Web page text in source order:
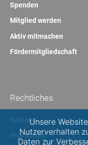
Spenden
Mitglied werden
Aktiv mitmachen
Fördermitgliedschaft
Rechtliches
Satzung
Impressum
Unsere
Nutzerverhalten
Daten zur